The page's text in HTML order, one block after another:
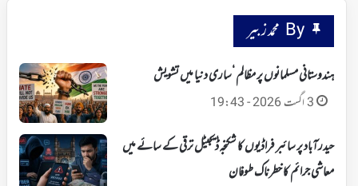
By محمد زبیر
ہندوستانی مسلمانوں پر مظالم ‘ساری دنیا میں تشویش
3 اگست 2026 - 19:43
حیدرآباد پر سائبر فراڈیوں کا شکنجہ‘ ڈیجیٹل ترقی کے سائے میں
معاشی جرائم کا خطرناک طوفان